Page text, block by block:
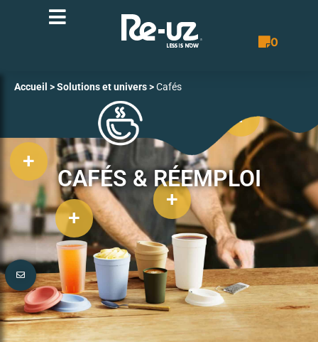
0
Bon de
Accueil >Solutions et univers>Cafés
CAFÉS & RÉEMPLOI
+
+
+
+ +